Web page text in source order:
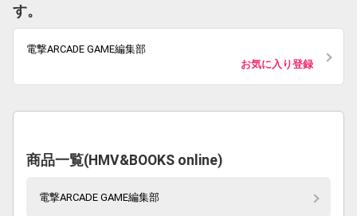
す。
電撃ARCADE GAME編集部
お気に入り登録
商品一覧(HMV&BOOKS online)
電撃ARCADE GAME編集部